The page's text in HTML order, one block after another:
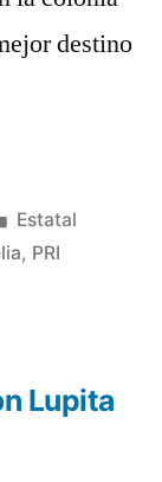
destino
Publicada
en
Estatal
, PRI
Lupita